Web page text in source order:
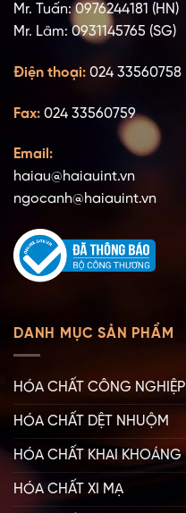
Mr. Tuấn: 0976244181 (HN)
Mr. Lâm: 0931145765 (SG)
Điện thoại: 024 33560758
Fax: 024 33560759
Email:
haiau@haiauint.vn
ngocanh@haiauint.vn
DANH MỤC SẢN PHẨM
HÓA CHẤT CÔNG NGHIỆP
HÓA CHẤT DỆT NHUỘM
HÓA CHẤT KHAI KHOÁNG
HÓA CHẤT XI MẠ